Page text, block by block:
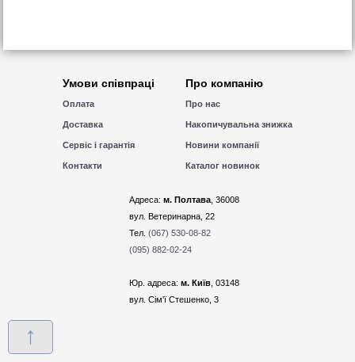
↑
Умови співпраці
Оплата
Доставка
Сервіс і гарантія
Контакти
Про компанію
Про нас
Накопичувальна знижка
Новини компанії
Каталог новинок
Адреса:м. Полтава , 36008
вул. Ветеринарна, 22
Тел.(067) 530-08-82
(095) 882-02-24
Юр. адреса:м. Київ , 03148
вул. Сім'ї Стешенко, 3